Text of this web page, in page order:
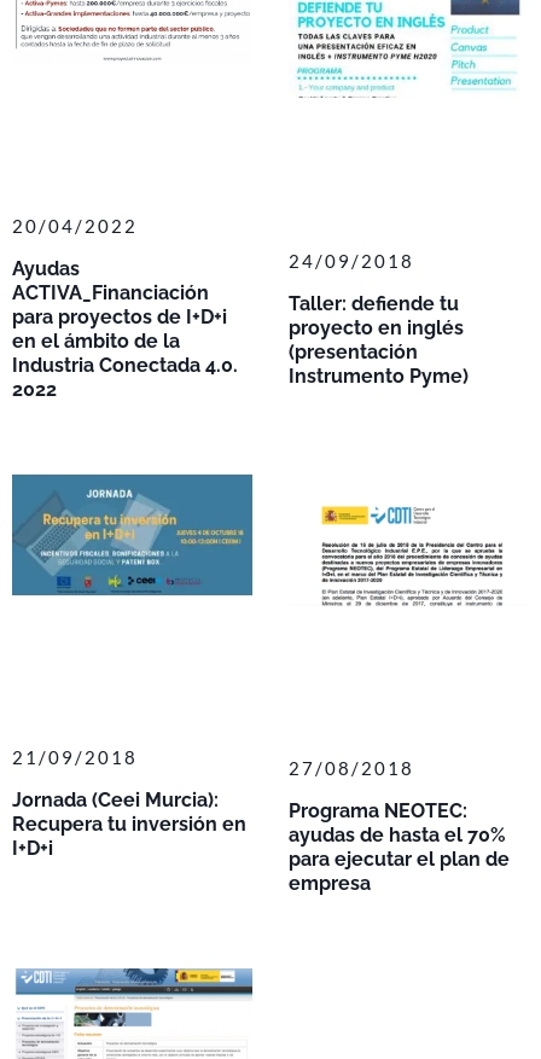
Ayudas
ACTIVA_Financiación
para proyectos de I+D+i
en el ámbito de la
Industria Conectada 4.0.
2022
20/04/2022
Taller: defiende tu
proyecto en inglés
(presentación
Instrumento Pyme)
24/09/2018
Jornada (Ceei Murcia):
Recupera tu inversión en
I+D+i
21/09/2018
Programa NEOTEC:
ayudas de hasta el 70%
para ejecutar el plan de
empresa
27/08/2018